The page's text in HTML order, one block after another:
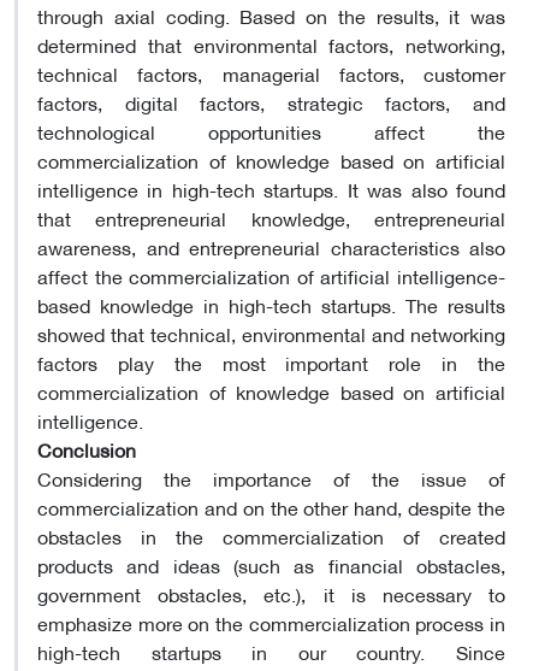
through axial coding. Based on the results, it was
determined that environmental factors, networking,
technical factors, managerial factors, customer
factors, digital factors, strategic factors, and
technological opportunities affect the
commercialization of knowledge based on artificial
intelligence in high-tech startups. It was also found
that entrepreneurial knowledge, entrepreneurial
awareness, and entrepreneurial characteristics also
affect the commercialization of artificial intelligence-
based knowledge in high-tech startups. The results
showed that technical, environmental and networking
factors play the most important role in the
commercialization of knowledge based on artificial
intelligence.
Conclusion
Considering the importance of the issue of
commercialization and on the other hand, despite the
obstacles in the commercialization of created
products and ideas (such as financial obstacles,
government obstacles, etc.), it is necessary to
emphasize more on the commercialization process in
high-tech startups in our country. Since